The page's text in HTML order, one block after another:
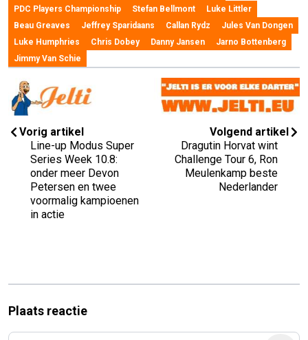
PDC Players Championship Stefan Bellmont
Luke Littler
Beau Greaves
Jeffrey Sparidaans Callan Rydz
Jules Van Dongen
Luke Humphries
Chris Dobey Danny Jansen
Jarno Bottenberg
Jimmy Van Schie
Vorig artikel
Line-up Modus Super
Series Week 10.8:
onder meer Devon
Petersen en twee
voormalig kampioenen
in actie
Volgend artikel
Dragutin Horvat wint
Challenge Tour 6, Ron
Meulenkamp beste
Nederlander
Plaats reactie